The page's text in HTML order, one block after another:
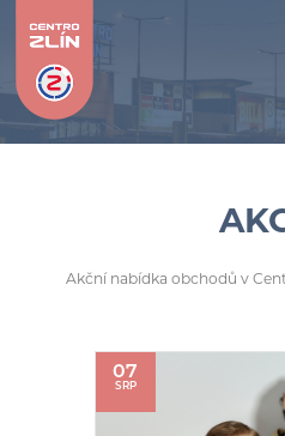
Akční nabídka obchodů v
07
SRP